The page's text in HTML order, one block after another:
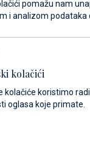
Ekologija
pomažu nam
i analizom podataka
kolačići
kolačiće koristimo
oglasa koje primate.